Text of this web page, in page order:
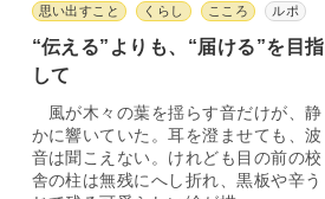
思い出すこと くらし こころ ルポ
“伝える”よりも、“届ける”を目指
して
風が木々の葉を揺らす音だけが、静
かに響いていた。耳を澄ませても、波
音は聞こえない。けれども目の前の校
舎の柱は無残にへし折れ、黒板や辛う